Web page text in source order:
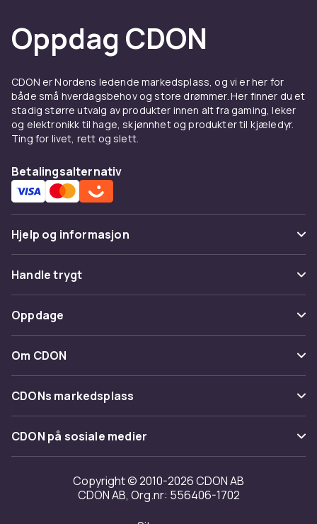
Oppdag CDON
CDON er Nordens ledende markedsplass, og vi er her for
både små hverdagsbehov og store drømmer. Her finner du et
stadig større utvalg av produkter innen alt fra gaming, leker
og elektronikk til hage, skjønnhet og produkter til kjæledyr.
Ting for livet, rett og slett.
Betalingsalternativ
Hjelp og informasjon
Vanlige spørsmål
Spor pakke
Angre & returner her
Kontakt oss
Handle trygt
Betaling
Levering
Tilbakekallinger
Oppdage
Kategorier
Varemerker
Om CDON
Om oss
Kundeanmeldelser
Jobbe på CDON
Investor relations
Tilgjengelighet
CDONs markedsplass
Merchant Help Center
CDON på sosiale medier
Copyright © 2010-2026 CDON AB
CDON AB, Org.nr: 556406-1702